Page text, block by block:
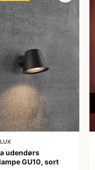
udendørs
GU10, sort